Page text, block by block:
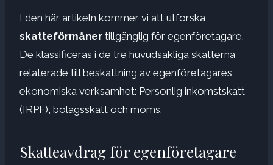
I den här artikeln kommer vi att utforska
skatteförmåner tillgänglig för egenföretagare.
De klassificeras i de tre huvudsakliga skatterna
relaterade till beskattning av egenföretagares
ekonomiska verksamhet: Personlig inkomstskatt
(IRPF), bolagsskatt och moms.
Skatteavdrag för egenföretagare